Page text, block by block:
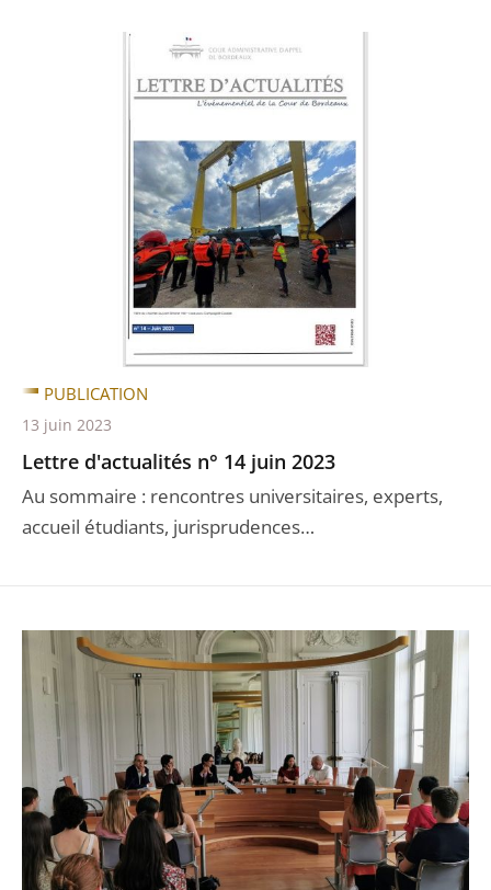
Lettre d'actualités n° 14 juin 2023
Au sommaire : rencontres universitaires, experts,
accueil étudiants, jurisprudences…
PUBLICATION
13 juin 2023